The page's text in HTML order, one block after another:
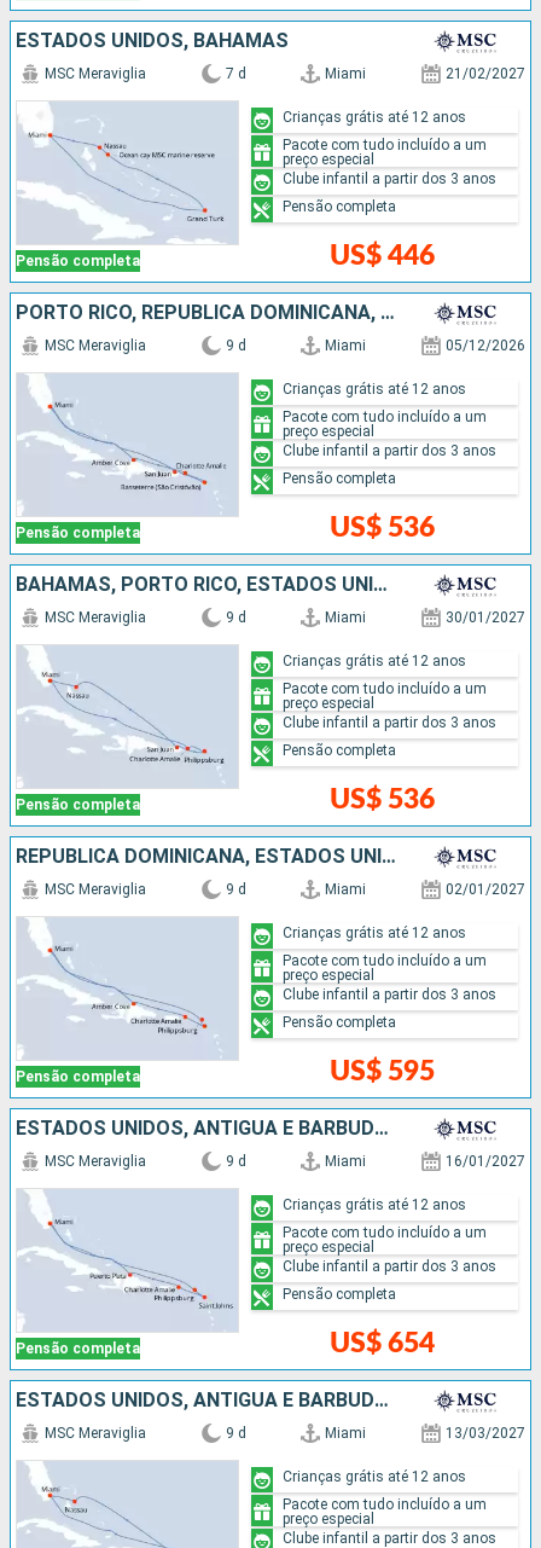
ESTADOS UNIDOS, BAHAMAS
Pensão completa
MSC Meraviglia 7 d Miami 21/02/2027
US$ 446
Crianças grátis até 12 anos
Pacote com tudo incluído a um
preço especial
Clube infantil a partir dos 3 anos
Pensão completa
PORTO RICO, REPUBLICA DOMINICANA, ESTADOS UNIDOS
Pensão completa
MSC Meraviglia 9 d Miami 05/12/2026
US$ 536
Crianças grátis até 12 anos
Pacote com tudo incluído a um
preço especial
Clube infantil a partir dos 3 anos
Pensão completa
BAHAMAS, PORTO RICO, ESTADOS UNIDOS
Pensão completa
MSC Meraviglia 9 d Miami 30/01/2027
US$ 536
Crianças grátis até 12 anos
Pacote com tudo incluído a um
preço especial
Clube infantil a partir dos 3 anos
Pensão completa
REPUBLICA DOMINICANA, ESTADOS UNIDOS
Pensão completa
MSC Meraviglia 9 d Miami 02/01/2027
US$ 595
Crianças grátis até 12 anos
Pacote com tudo incluído a um
preço especial
Clube infantil a partir dos 3 anos
Pensão completa
ESTADOS UNIDOS, ANTIGUA E BARBUDA, REPUBLICA DOMINICANA
Pensão completa
MSC Meraviglia 9 d Miami 16/01/2027
US$ 654
Crianças grátis até 12 anos
Pacote com tudo incluído a um
preço especial
Clube infantil a partir dos 3 anos
Pensão completa
ESTADOS UNIDOS, ANTIGUA E BARBUDA, BAHAMAS
MSC Meraviglia 9 d Miami 13/03/2027
Crianças grátis até 12 anos
Pacote com tudo incluído a um
preço especial
Clube infantil a partir dos 3 anos